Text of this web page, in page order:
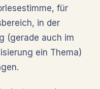
für
in der
(gerade auch im
ein Thema)